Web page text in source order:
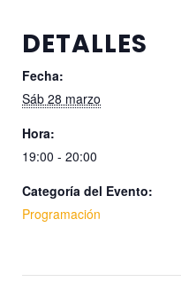
DETALLES
Fecha:
Sáb 28 marzo
Hora:
19:00 - 20:00
Categoría del Evento:
Programación